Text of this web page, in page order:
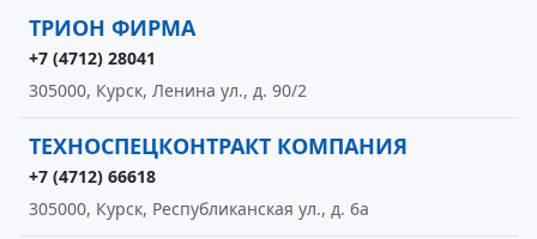
ТРИОН ФИРМА
+7 (4712) 28041
305000, Курск, Ленина ул., д. 90/2
ТЕХНОСПЕЦКОНТРАКТ КОМПАНИЯ
+7 (4712) 66618
305000, Курск, Республиканская ул., д. 6а